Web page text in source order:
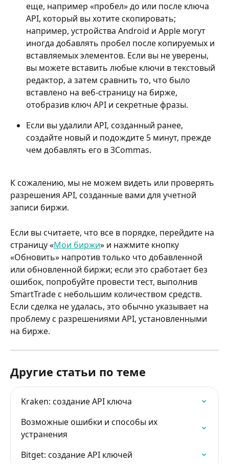
еще, например «пробел» до или после ключа
API, который вы хотите скопировать;
например, устройства Android и Apple могут
иногда добавлять пробел после копируемых и
вставляемых элементов. Если вы не уверены,
вы можете вставить любые ключи в текстовый
редактор, а затем сравнить то, что было
вставлено на веб-страницу на бирже,
отобразив ключ API и секретные фразы.
Если вы удалили API, созданный ранее,
создайте новый и подождите 5 минут, прежде
чем добавлять его в 3Commas.
К сожалению, мы не можем видеть или проверять
разрешения API, созданные вами для учетной
записи биржи.
Если вы считаете, что все в порядке, перейдите на
страницу «Мои биржи» и нажмите кнопку
«Обновить» напротив только что добавленной
или обновленной биржи; если это сработает без
ошибок, попробуйте провести тест, выполнив
SmartTrade с небольшим количеством средств.
Если сделка не удалась, это обычно указывает на
проблему с разрешениями API, установленными
на бирже.
Другие статьи по теме
Kraken: cоздание API ключа
Возможные ошибки и способы их
устранения
Bitget: создание API ключей